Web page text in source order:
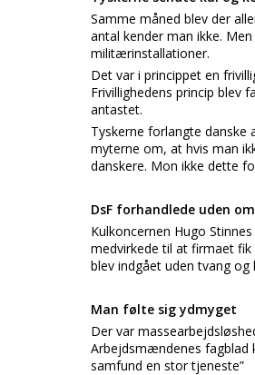
Samme måned blev der
antal kender man ikke.
militærinstallationer.
Det var i princippet en
Frivillighedens princip blev
antastet.
Tyskerne forlangte danske
myterne om, at hvis man
danskere. Mon ikke dette
DsF forhandlede uden
Kulkoncernen Hugo
medvirkede til at firmaet
blev indgået uden tvang
Man følte sig ydmyget
Der var
Arbejdsmændenes fagblad
samfund en stor tjeneste”